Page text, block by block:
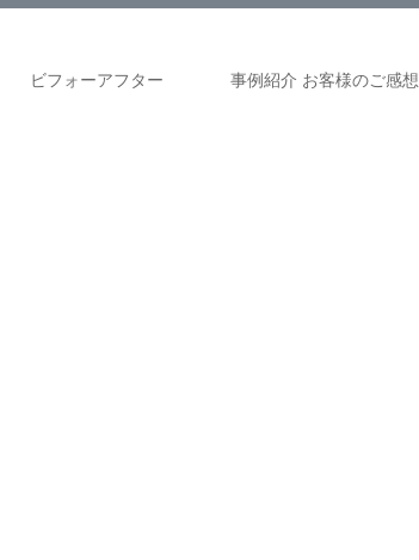
ビフォーアフター 事例紹介 お客様のご感想